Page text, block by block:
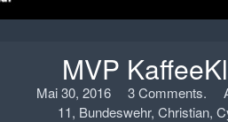
MVP
Mai 30, 2016 3 Comments.
11, Bundeswehr, Christian,